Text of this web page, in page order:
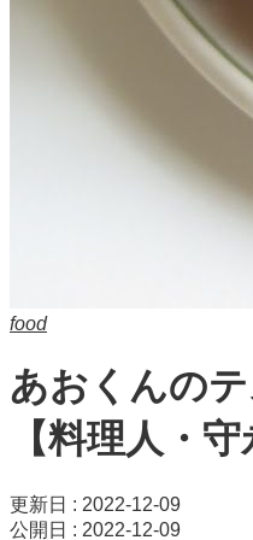
food
あおくんの
【料理人・
更新日 : 2022-12-09
公開日 : 2022-12-09